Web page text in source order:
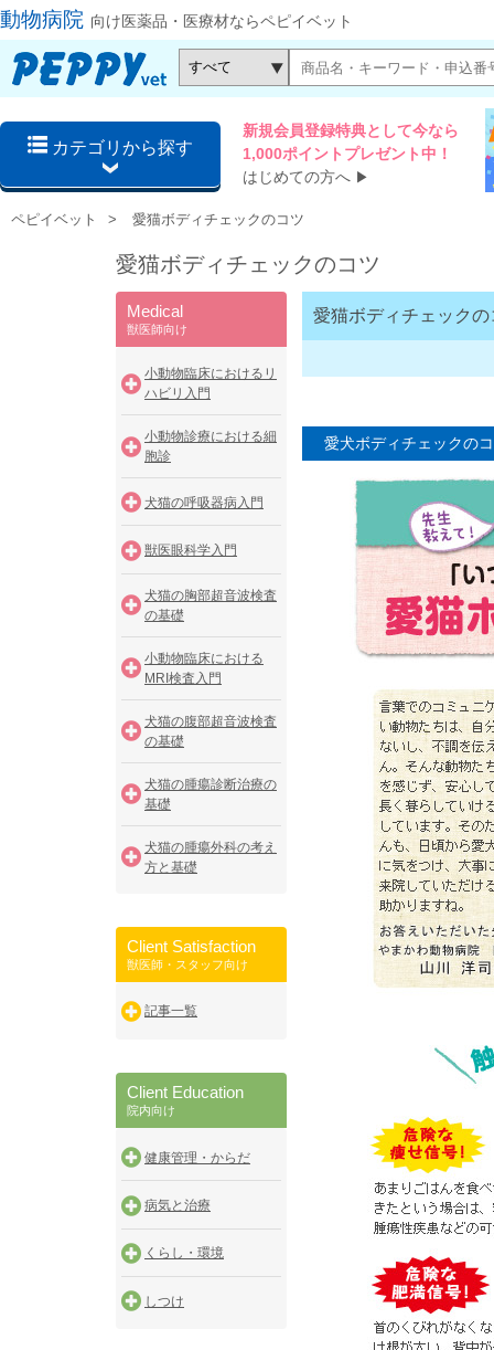
動物病院 向け医薬品・医療材ならペピイベット
カテゴリから探す
新規会員登録特典として今なら
1,000ポイントプレゼント中！
はじめての方へ ▶
ペピイベット 愛猫ボディチェックのコツ
愛猫ボディチェックのコツ
Medical
獣医師向け
小動物臨床におけるリ
ハビリ入門
小動物診療における細
胞診
犬猫の呼吸器病入門
獣医眼科学入門
犬猫の胸部超音波検査
の基礎
小動物臨床における
MRI検査入門
犬猫の腹部超音波検査
の基礎
犬猫の腫瘍診断治療の
基礎
犬猫の腫瘍外科の考え
方と基礎
Client Satisfaction
獣医師・スタッフ向け
記事一覧
Client Education
院内向け
健康管理・からだ
病気と治療
くらし・環境
しつけ
愛猫ボディチェックの
愛犬ボディチェックの